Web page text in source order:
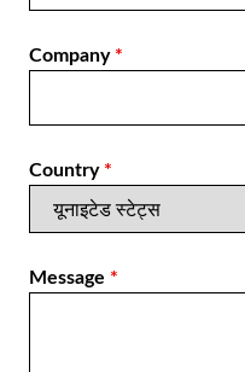
Company *
Country *
Message *